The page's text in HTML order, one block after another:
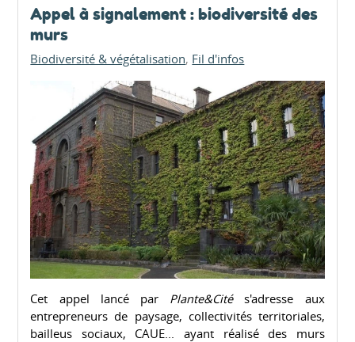
Appel à signalement : biodiversité des
murs
Biodiversité & végétalisation Fil d'infos
Cet appel lancé par Plante&Cités'adresse aux
entrepreneurs de paysage, collectivités territoriales,
bailleus sociaux, CAUE... ayant réalisé des murs